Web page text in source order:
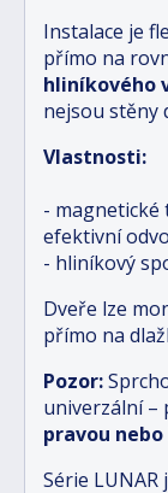
Instalace je
přímo na
hliníkového
nejsou stěny
Vlastnosti:
- magnetické
efektivní
- hliníkový
Dveře lze
přímo na
Pozor:
univerzální –
pravou
Série